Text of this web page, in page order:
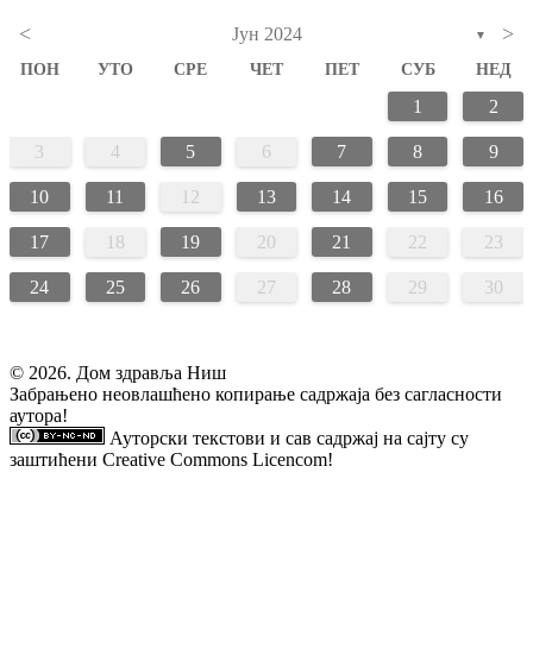
< Јун 2024 ▼ >
ПОН УТО СРЕ ЧЕТ ПЕТ СУБ НЕД
1 2
3 4 5 6 7 8 9
10 11 12 13 14 15 16
17 18 19 20 21 22 23
24 25 26 27 28 29 30
© 2026. Дом здравља Ниш
Забрањено неовлашћено копирање садржаја без сагласности
аутора!
Ауторски текстови и сав садржај на сајту су
заштићени Creative Commons Licencom!